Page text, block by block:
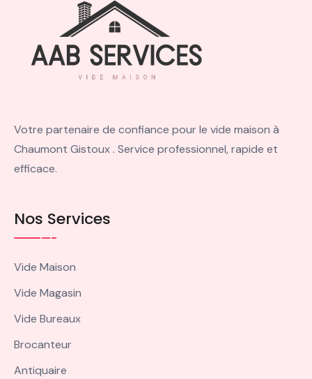
Votre partenaire de confiance pour le vide maison à
Chaumont Gistoux . Service professionnel, rapide et
efficace.
Nos Services
Vide Maison
Vide Magasin
Vide Bureaux
Brocanteur
Antiquaire